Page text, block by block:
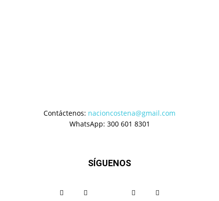
Contáctenos: nacioncostena@gmail.com
WhatsApp: 300 601 8301
SÍGUENOS